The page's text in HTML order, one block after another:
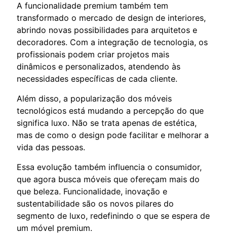
A funcionalidade premium também tem
transformado o mercado de design de interiores,
abrindo novas possibilidades para arquitetos e
decoradores. Com a integração de tecnologia, os
profissionais podem criar projetos mais
dinâmicos e personalizados, atendendo às
necessidades específicas de cada cliente.
Além disso, a popularização dos móveis
tecnológicos está mudando a percepção do que
significa luxo. Não se trata apenas de estética,
mas de como o design pode facilitar e melhorar a
vida das pessoas.
Essa evolução também influencia o consumidor,
que agora busca móveis que ofereçam mais do
que beleza. Funcionalidade, inovação e
sustentabilidade são os novos pilares do
segmento de luxo, redefinindo o que se espera de
um móvel premium.